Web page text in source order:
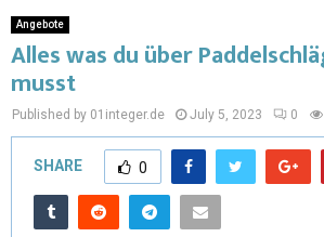
Angebote
Alles was du über
musst
Published by 01integer.de July 5, 2023 0
SHARE 0